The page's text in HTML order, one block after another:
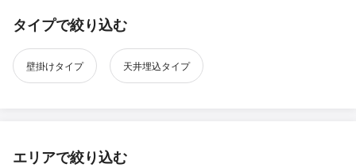
タイプで絞り込む
壁掛けタイプ 天井埋込タイプ
エリアで絞り込む